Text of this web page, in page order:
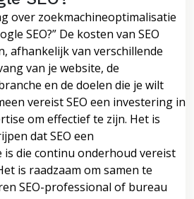
over zoekmachineoptimalisatie
SEO?” De kosten van SEO
afhankelijk van verschillende
van je website, de
en de doelen die je wilt
vereist SEO een investering in
om effectief te zijn. Het is
dat SEO een
die continu onderhoud vereist
is raadzaam om samen te
SEO-professional of bureau